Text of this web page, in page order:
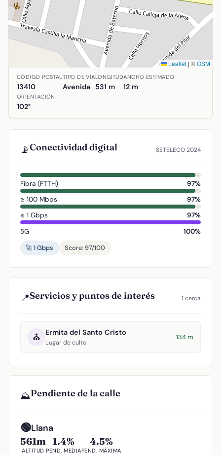
Leaflet | ©OSM
Ubicación de Calle Cristo en Agudo, Ciudad Real.
CÓDIGO POSTAL
13410
TIPO DE VÍA
Avenida
LONGITUD
531 m
ANCHO ESTIMADO
12 m
ORIENTACIÓN
102°
📡Conectividad digital SETELECO 2024
Fibra (FTTH)
97%
≥ 100 Mbps
97%
≥ 1 Gbps
97%
5G
100%
🚀 1 Gbps
Score: 97/100
📍Servicios y puntos de interés 1 cerca
⛪ Ermita del Santo Cristo
Lugar de culto
134 m
⛰️Pendiente de la calle
🟢Llana
561m
ALTITUD
1.4%
PEND. MEDIA
4.5%
PEND. MÁXIMA